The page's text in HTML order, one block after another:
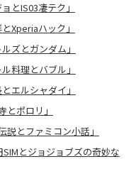
とIS03凄テク」
Xperiaハック」
ズとガンダム」
料理とバブル」
エルシャダイ」
ポロリ」
とファミコン小話」
とジョジョブズの奇妙な